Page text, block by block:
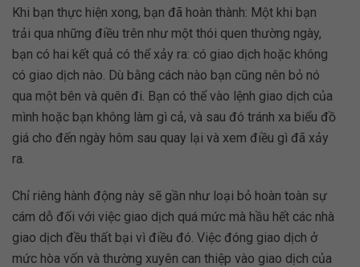
Khi bạn thực hiện xong, bạn đã hoàn thành: Một khi bạn
trải qua những điều trên như một thói quen thường ngày,
bạn có hai kết quả có thể xảy ra: có giao dịch hoặc không
có giao dịch nào. Dù bằng cách nào bạn cũng nên bỏ nó
qua một bên và quên đi. Bạn có thể vào lệnh giao dịch của
mình hoặc bạn không làm gì cả, và sau đó tránh xa biểu đồ
giá cho đến ngày hôm sau quay lại và xem điều gì đã xảy
ra.
Chỉ riêng hành động này sẽ gần như loại bỏ hoàn toàn sự
cám dỗ đối với việc giao dịch quá mức mà hầu hết các nhà
giao dịch đều thất bại vì điều đó. Việc đóng giao dịch ở
mức hòa vốn và thường xuyên can thiệp vào giao dịch của